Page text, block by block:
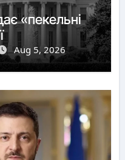
«пекельні
Aug 5, 2026